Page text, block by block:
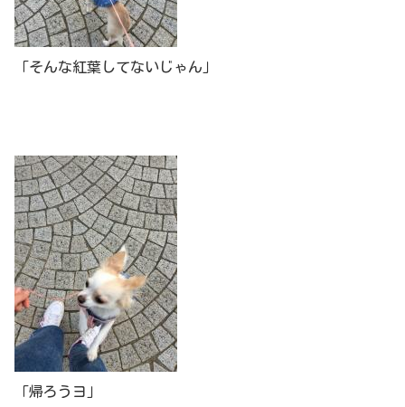
「そんな紅葉してないじゃん」
「帰ろうヨ」